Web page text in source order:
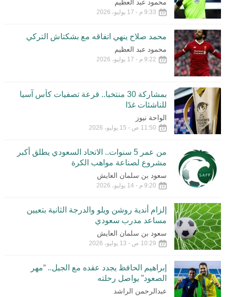
محمود عبد العظيم
9:33 م - 17 يوليو، 2026
محمد صلاح ينهي اتفاقه مع بشكتاش التركي
محمود عبد العظيم
9:22 م - 17 يوليو، 2026
بمشاركة 30 منتخبا.. قرعة تصفيات كأس آسيا
للناشئات غدًا
الواحة نيوز
11:50 ص - 15 يوليو، 2026
من عمر 5 سنوات.. الاتحاد السعودي يطلق أكبر
مشروع لصناعة مواهب الكرة
سعود بن سلمان العايش
9:20 م - 14 يوليو، 2026
إلزام أندية روشن ويلو والدرجة الثانية بتعيين
مساعد مدرب سعودي
سعود بن سلمان العايش
10:29 ص - 13 يوليو، 2026
إبراهيم الحافظ يجدد عقده مع الجيل.. “مهر
الصعود” يواصل رحلته
عبدالرحمن الراشد